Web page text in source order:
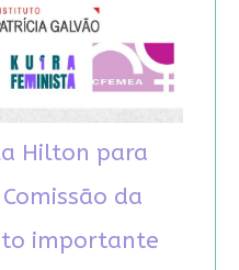
Hilton para
da
importante